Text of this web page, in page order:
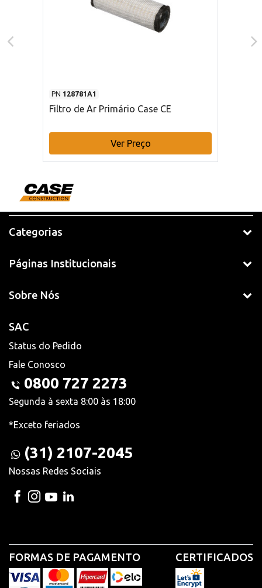
PN 128781A1
Filtro de Ar Primário Case CE
Ver Preço
Categorias
Páginas Institucionais
Sobre Nós
SAC
Status do Pedido
Fale Conosco
0800 727 2273
Segunda à sexta 8:00 às 18:00
*Exceto feriados
(31) 2107-2045
Nossas Redes Sociais
FORMAS DE PAGAMENTO CERTIFICADOS